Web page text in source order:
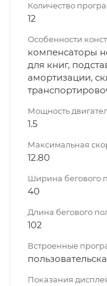
Количество
12
Особенности
компенсаторы
для книг,
амортизации,
Мощность
1.5
Максимальная
12.80
Ширина бегового
40
Длина бегового
102
Встроенные
Показания